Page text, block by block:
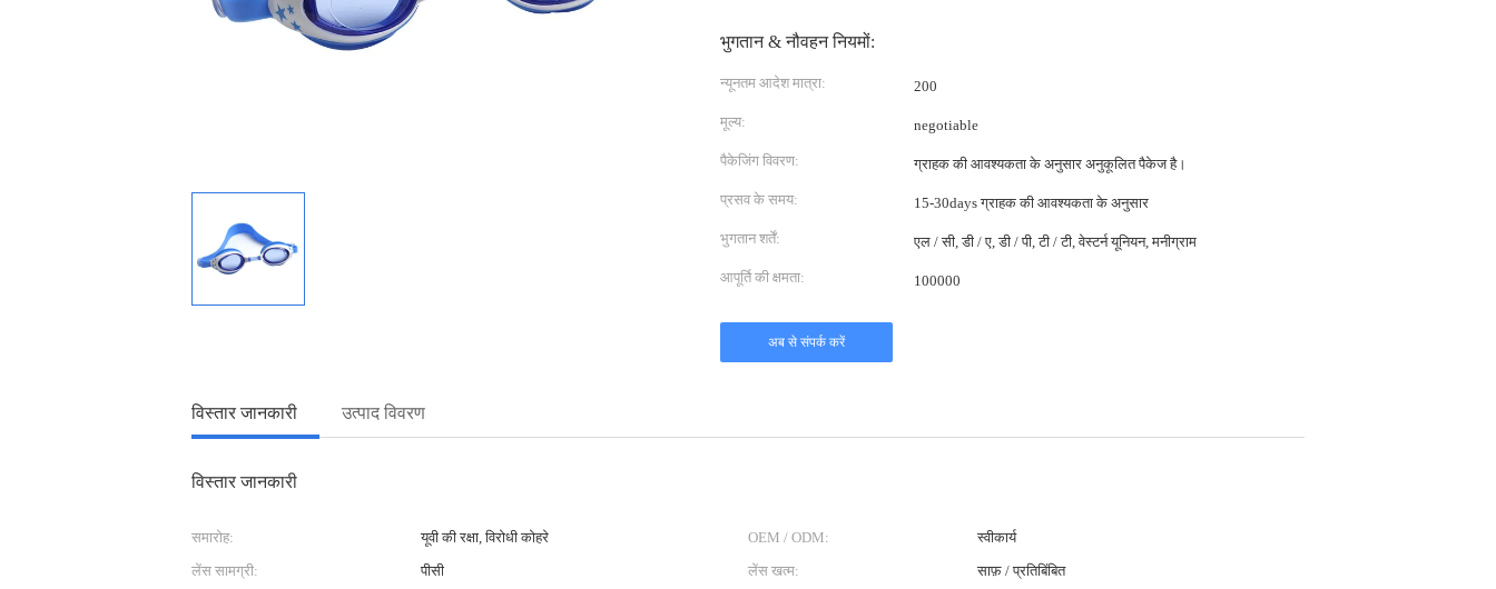
भुगतान & नौवहन नियमों:
न्यूनतम आदेश मात्रा: 200
मूल्य: negotiable
पैकेजिंग विवरण: ग्राहक की आवश्यकता के अनुसार अनुकूलित पैकेज है।
प्रसव के समय: 15-30days ग्राहक की आवश्यकता के अनुसार
भुगतान शर्तें: एल / सी, डी / ए, डी / पी, टी / टी, वेस्टर्न यूनियन, मनीग्राम
आपूर्ति की क्षमता: 100000
अब से संपर्क करें
विस्तार जानकारी उत्पाद विवरण
विस्तार जानकारी
समारोह: यूवी की रक्षा, विरोधी कोहरे OEM / ODM:
स्वीकार्य
लेंस सामग्री:
पीसी लेंस खत्म:
साफ़ / प्रतिबिंबित